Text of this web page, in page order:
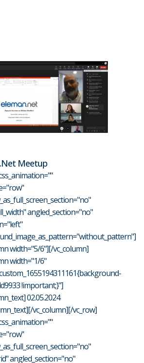
Meetup
angled_section="no"
width="5/6"][/vc_column]
width="1/6"
!important;}"]
02.05.2024
vc_column][/vc_row]
angled_section="no"